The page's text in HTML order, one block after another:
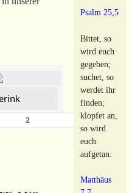
von149
Psalm 25,5
Bittet, so
wird euch
gegeben;
suchet, so
werdet ihr
finden;
klopfet an,
so wird
euch
aufgetan.
Matthäus